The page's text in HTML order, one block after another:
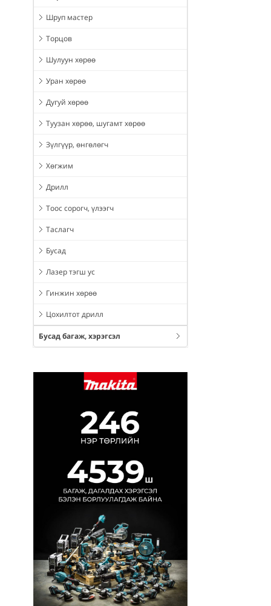
Шруп мастер
Торцов
Шулуун хөрөө
Уран хөрөө
Дугуй хөрөө
Туузан хөрөө, шугамт хөрөө
Зүлгүүр, өнгөлөгч
Хөгжим
Дрилл
Тоос сорогч, үлээгч
Таслагч
Бусад
Лазер тэгш ус
Гинжин хөрөө
Цохилтот дрилл
Бусад багаж, хэрэгсэл